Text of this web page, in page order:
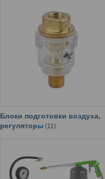
Блоки подготовки воздуха,
регуляторы 11